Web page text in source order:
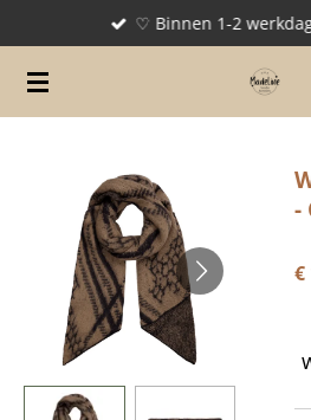
naar
de
♡ Binnen 1-2
-
€